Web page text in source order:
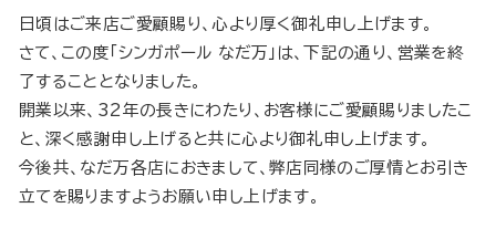
日頃はご来店ご愛顧賜り、心より厚く御礼申し上げます。
さて、この度「シンガポール なだ万」は、下記の通り、営業を終
了することとなりました。
開業以来、32年の長きにわたり、お客様にご愛顧賜りましたこ
と、深く感謝申し上げると共に心より御礼申し上げます。
今後共、なだ万各店におきまして、弊店同様のご厚情とお引き
立てを賜りますようお願い申し上げます。